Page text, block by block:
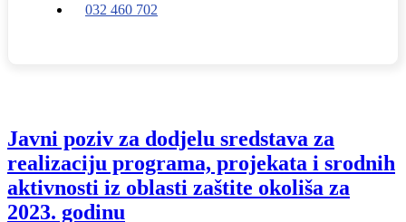
032 460 702
Javni poziv za dodjelu sredstava za
realizaciju programa, projekata i srodnih
aktivnosti iz oblasti zaštite okoliša za
2023. godinu